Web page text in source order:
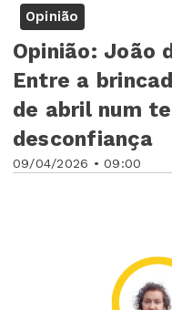
Opinião
09/04/2026 • 09:00
Opinião: João
Entre a
de abril num
desconfiança